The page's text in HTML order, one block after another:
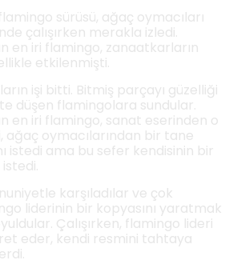
sürüsü, ağaç oymacıları
çalışırken merakla izledi.
en iri flamingo, zanaatkarların
etkilenmişti.
işi bitti. Bitmiş parçayı güzelliği
düşen flamingolara sundular.
en iri flamingo, sanat eserinden o
ağaç oymacılarından bir tane
istedi ama bu sefer kendisinin bir
karşıladılar ve çok
liderinin bir kopyasını yaratmak
Çalışırken, flamingo lideri
eder, kendi resmini tahtaya